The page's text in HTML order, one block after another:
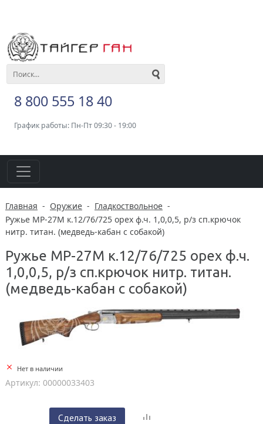
8 800 555 18 40
График работы: Пн-Пт 09:30 - 19:00
Главная - Оружие - Гладкоствольное -
Ружье МР-27М к.12/76/725 орех ф.ч. 1,0,0,5, р/з сп.крючок
нитр. титан. (медведь-кабан с собакой)
Ружье МР-27М к.12/76/725 орех ф.ч.
1,0,0,5, р/з сп.крючок нитр. титан.
(медведь-кабан с собакой)
Нет в наличии
Артикул: 00000033403
Сделать заказ